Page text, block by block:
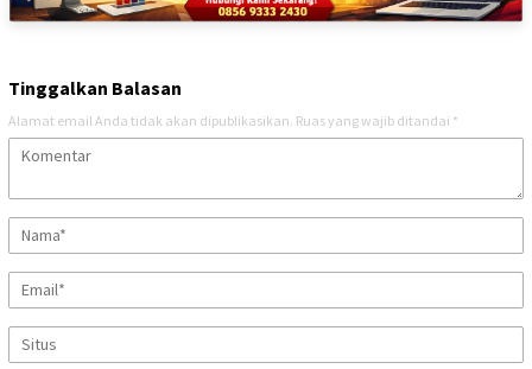
Tinggalkan Balasan
Alamat email Anda tidak akan dipublikasikan. Ruas yang wajib ditandai *